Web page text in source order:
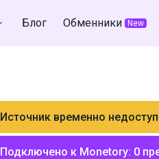
Блог Обменники New
Источник временно
Подключено к Monetory: 0